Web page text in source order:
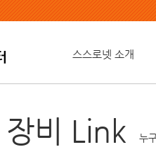
스스로넷 소개
장비 Link 누